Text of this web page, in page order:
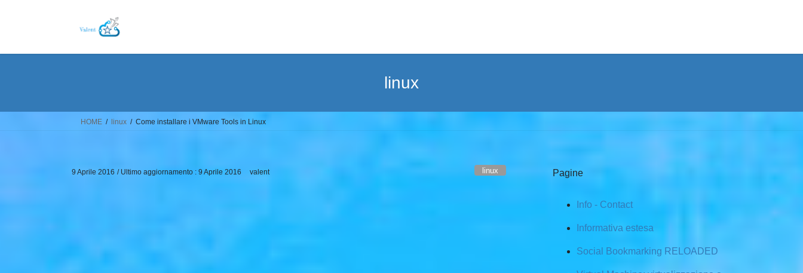
linux
HOME linux Come installare i VMware Tools in Linux
9 Aprile 2016 / Ultimo aggiornamento : 9 Aprile 2016 valent linux Pagine
Info - Contact
Informativa estesa
Social Bookmarking RELOADED